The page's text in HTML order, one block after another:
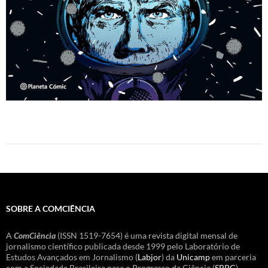
SOBRE A COMCIÊNCIA
A ComCiência (ISSN 1519-7654) é uma revista digital mensal de
jornalismo científico publicada desde 1999 pelo Laboratório de
Estudos Avançados em Jornalismo (Labjor) da Unicampem parceria